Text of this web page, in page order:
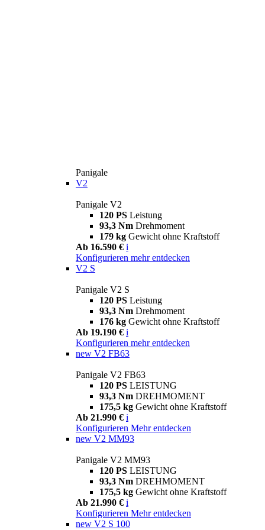
Panigale
V2
Panigale V2
120 PS Leistung
93,3 Nm Drehmoment
179 kg Gewicht ohne Kraftstoff
Ab 16.590 € i
Konfigurieren mehr entdecken
V2 S
Panigale V2 S
120 PS Leistung
93,3 Nm Drehmoment
176 kg Gewicht ohne Kraftstoff
Ab 19.190 € i
Konfigurieren mehr entdecken
new V2 FB63
Panigale V2 FB63
120 PS LEISTUNG
93,3 Nm DREHMOMENT
175,5 kg Gewicht ohne Kraftstoff
Ab 21.990 € i
Konfigurieren Mehr entdecken
new V2 MM93
Panigale V2 MM93
120 PS LEISTUNG
93,3 Nm DREHMOMENT
175,5 kg Gewicht ohne Kraftstoff
Ab 21.990 € i
Konfigurieren Mehr entdecken
new V2 S 100